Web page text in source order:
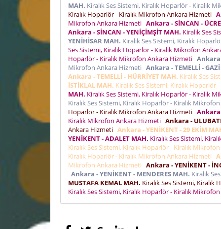
MAH. Kiralık Ses Sistemi, Kiralık Hoparlör - Kiralık
Kiralık Hoparlör - Kiralık Mikrofon Ankara Hizmeti
Mikrofon Ankara Hizmeti Ankara - SİNCAN -
Ankara - SİNCAN - YENİÇİMŞİT MAH. Kiralık Ses
YENİHİSAR MAH. Kiralık Ses Sistemi, Kiralık
Ses Sistemi, Kiralık Hoparlör - Kiralık Mikrofon
Hoparlör - Kiralık Mikrofon Ankara Hizmeti Ankara
Mikrofon Ankara Hizmeti Ankara - TEMELLİ -
Ankara - TEMELLİ - HÜRRİYET MAH. Kiralık Ses
İSTİKLAL MAH. Kiralık Ses Sistemi, Kiralık
MAH. Kiralık Ses Sistemi, Kiralık Hoparlör - Kiralık
Kiralık Ses Sistemi, Kiralık Hoparlör - Kiralık
Hoparlör - Kiralık Mikrofon Ankara Hizmeti Ankara
Kiralık Mikrofon Ankara Hizmeti Ankara -
Ankara Hizmeti Ankara - YENİKENT - 29 EKİM
YENİKENT - ADALET MAH. Kiralık Ses Sistemi,
Kiralık Ses Sistemi, Kiralık Hoparlör - Kiralık
Kiralık Hoparlör - Kiralık Mikrofon Ankara Hizmeti
Mikrofon Ankara Hizmeti Ankara - YENİKENT -
Ankara - YENİKENT - MENDERES MAH. Kiralık
MUSTAFA KEMAL MAH. Kiralık Ses Sistemi,
Kiralık Ses Sistemi, Kiralık Hoparlör - Kiralık